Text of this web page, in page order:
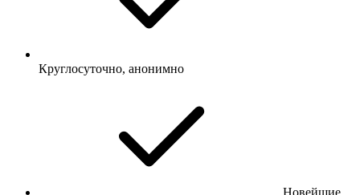
Круглосуточно, анонимно
Новейшие